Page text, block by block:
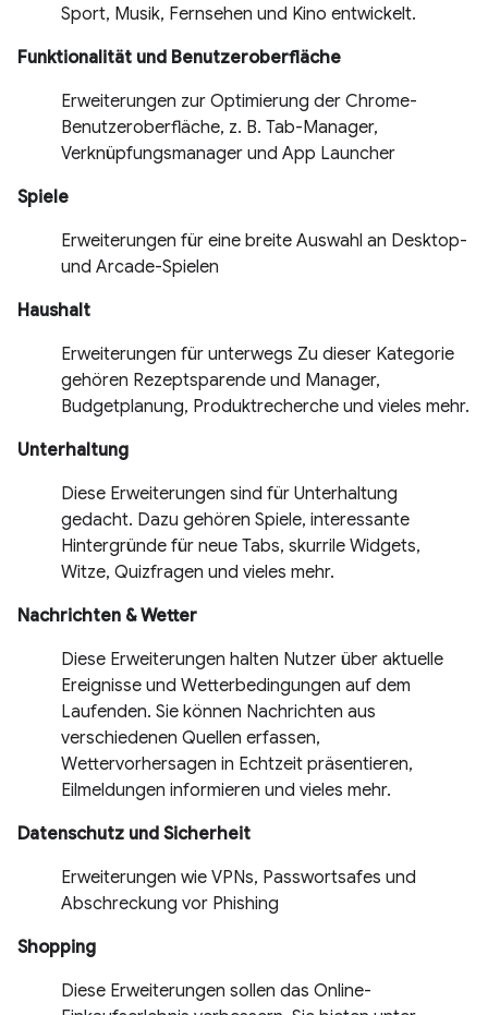
Sport, Musik, Fernsehen und Kino entwickelt.
Funktionalität und Benutzeroberfläche
Erweiterungen zur Optimierung der Chrome-
Benutzeroberfläche, z. B. Tab-Manager,
Verknüpfungsmanager und App Launcher
Spiele
Erweiterungen für eine breite Auswahl an Desktop-
und Arcade-Spielen
Haushalt
Erweiterungen für unterwegs Zu dieser Kategorie
gehören Rezeptsparende und Manager,
Budgetplanung, Produktrecherche und vieles mehr.
Unterhaltung
Diese Erweiterungen sind für Unterhaltung
gedacht. Dazu gehören Spiele, interessante
Hintergründe für neue Tabs, skurrile Widgets,
Witze, Quizfragen und vieles mehr.
Nachrichten & Wetter
Diese Erweiterungen halten Nutzer über aktuelle
Ereignisse und Wetterbedingungen auf dem
Laufenden. Sie können Nachrichten aus
verschiedenen Quellen erfassen,
Wettervorhersagen in Echtzeit präsentieren,
Eilmeldungen informieren und vieles mehr.
Datenschutz und Sicherheit
Erweiterungen wie VPNs, Passwortsafes und
Abschreckung vor Phishing
Shopping
Diese Erweiterungen sollen das Online-